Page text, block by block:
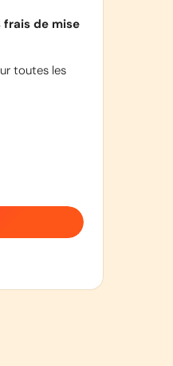
frais de mise
toutes les